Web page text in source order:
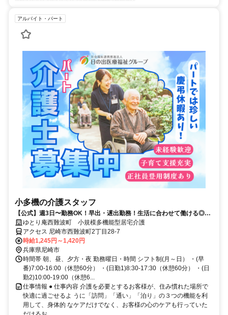
アルバイト・パート
小多機の介護スタッフ
【公式】週3日〜勤務OK！早出・遅出勤務！生活に合わせて働ける◎／
日の出医療福祉グループ
ゆとり庵西難波町 小規模多機能型居宅介護
アクセス 尼崎市西難波町2丁目28-7
時給1,245円～1,420円
兵庫県尼崎市
時間帯 朝、昼、夕方・夜 勤務曜日・時間 シフト制(月～日） ・(早
番)7:00‐16:00（休憩60分） ・(日勤1)8:30‐17:30（休憩60分） ・(日
勤2)10:00‐19:00（休憩6...
仕事情報 ● 仕事内容 介護を必要とするお客様が、住み慣れた場所で
快適に過ごせるよ うに「訪問」「通い」「泊り」の３つの機能を利
用して、身体的 なケアだけでなく、お客様の心のケアも行っていた